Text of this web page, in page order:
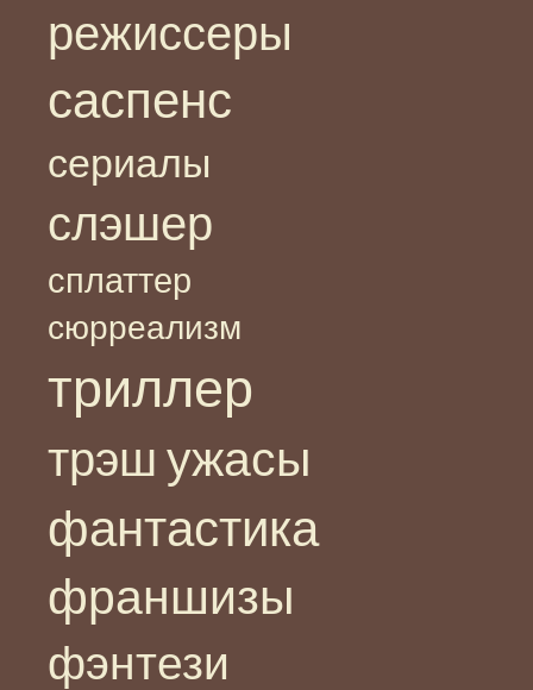
режиссеры
саспенс
сериалы
слэшер
сплаттер
сюрреализм
триллер
трэш ужасы
фантастика
франшизы
фэнтези